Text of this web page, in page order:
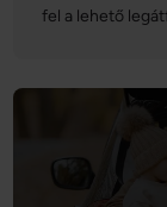
fel a lehető
online, mire